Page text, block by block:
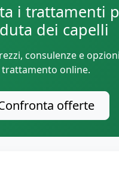
i trattamenti
dei capelli
consulenze e
trattamento online.
offerte